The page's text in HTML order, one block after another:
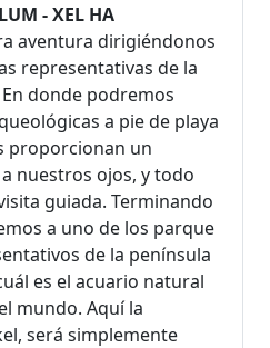
- XEL HA
aventura dirigiéndonos
representativas de la
donde podremos
a pie de playa
proporcionan un
nuestros ojos, y todo
guiada. Terminando
a uno de los parque
de la península
es el acuario natural
mundo. Aquí la
será simplemente